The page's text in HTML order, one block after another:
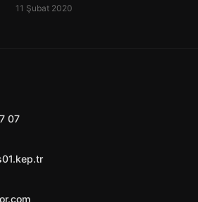
11 Şubat 2020
07